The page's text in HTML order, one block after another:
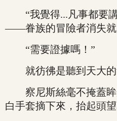
“我覺得...凡事都要講
——眷族的冒險者消失就
“需要證據嗎！”
就彷彿是聽到天大的
察尼斯絲毫不掩蓋眸
白手套摘下來，抬起頭